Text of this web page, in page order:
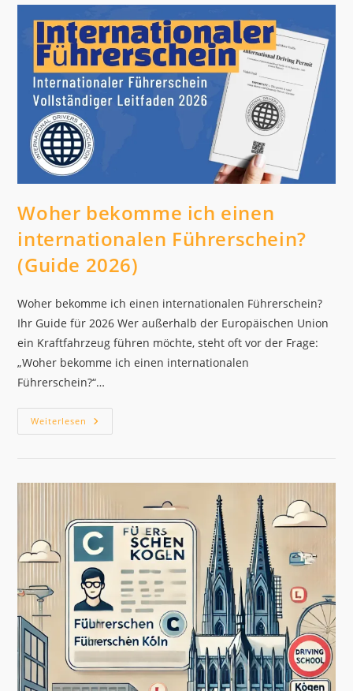
Check
Woher bekomme ich einen
internationalen Führerschein?
(Guide 2026)
Woher bekomme ich einen internationalen Führerschein?
Ihr Guide für 2026 Wer außerhalb der Europäischen Union
ein Kraftfahrzeug führen möchte, steht oft vor der Frage:
„Woher bekomme ich einen internationalen
Führerschein?“…
Weiterlesen Woher
Bekomme
(Guide